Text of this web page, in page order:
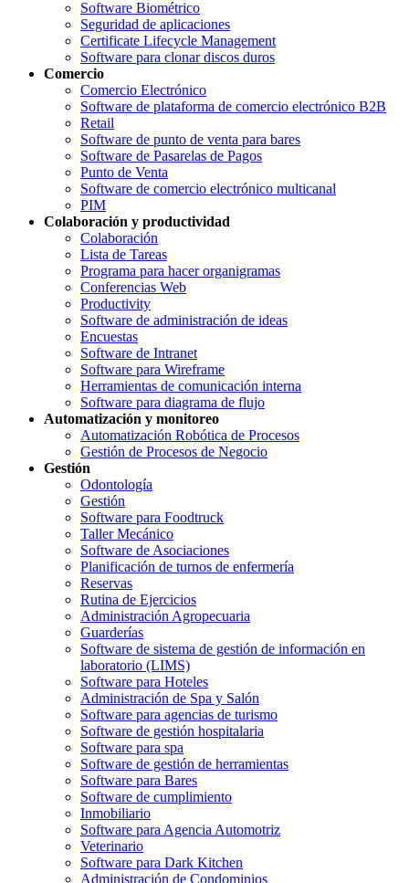
Software Biométrico
Seguridad de aplicaciones
Certificate Lifecycle Management
Software para clonar discos duros
Comercio
Comercio Electrónico
Software de plataforma de comercio electrónico B2B
Retail
Software de punto de venta para bares
Software de Pasarelas de Pagos
Punto de Venta
Software de comercio electrónico multicanal
PIM
Colaboración y productividad
Colaboración
Lista de Tareas
Programa para hacer organigramas
Conferencias Web
Productivity
Software de administración de ideas
Encuestas
Software de Intranet
Software para Wireframe
Herramientas de comunicación interna
Software para diagrama de flujo
Automatización y monitoreo
Automatización Robótica de Procesos
Gestión de Procesos de Negocio
Gestión
Odontología
Gestión
Software para Foodtruck
Taller Mecánico
Software de Asociaciones
Planificación de turnos de enfermería
Reservas
Rutina de Ejercicios
Administración Agropecuaria
Guarderías
Software de sistema de gestión de información en
laboratorio (LIMS)
Software para Hoteles
Administración de Spa y Salón
Software para agencias de turismo
Software de gestión hospitalaria
Software para spa
Software de gestión de herramientas
Software para Bares
Software de cumplimiento
Inmobiliario
Software para Agencia Automotriz
Veterinario
Software para Dark Kitchen
Administración de Condominios